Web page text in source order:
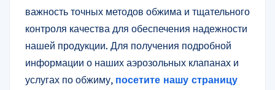
важность точных методов обжима и тщательного
контроля качества для обеспечения надежности
нашей продукции. Для получения подробной
информации о наших аэрозольных клапанах и
услугах по обжиму, посетите нашу страницу